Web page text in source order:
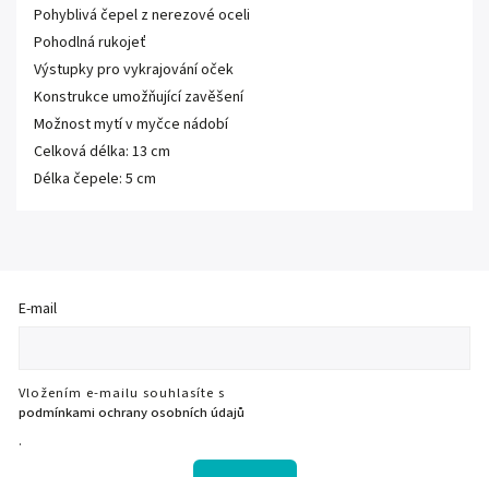
Pohyblivá čepel z nerezové oceli
Pohodlná rukojeť
Výstupky pro vykrajování oček
Konstrukce umožňující zavěšení
Možnost mytí v myčce nádobí
Celková délka: 13 cm
Délka čepele: 5 cm
E-mail
Vložením e-mailu souhlasíte s
podmínkami ochrany osobních údajů
.